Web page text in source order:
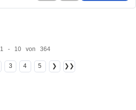
1 - 10 von 364
3 4 5 ❯ ❯❯